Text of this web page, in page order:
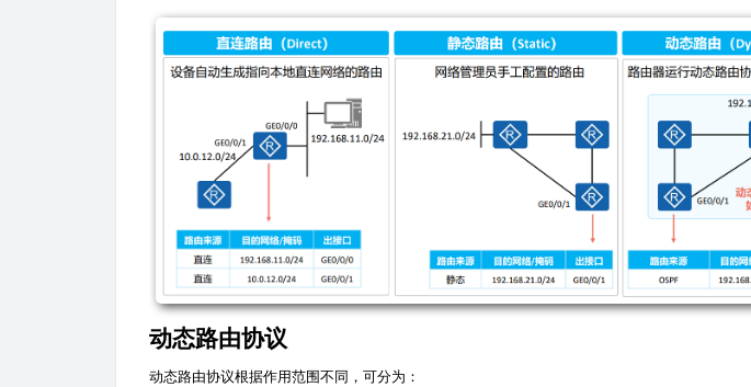
动态路由协议
动态路由协议根据作用范围不同，可分为：